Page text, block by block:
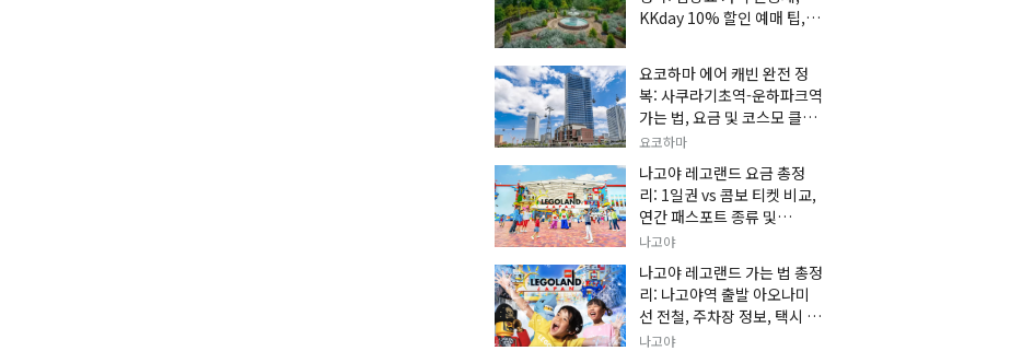
KKday 10% 할인 예매 팁, 쿠
요코하마 에어 캐빈 완전 정
복: 사쿠라기초역-운하파크역
가는 법, 요금 및 코스모 클락
세트권 할인, 추천 관광 코스
총정리
요코하마
나고야 레고랜드 요금 총정
리: 1일권 vs 콤보 티켓 비교,
연간 패스포트 종류 및
KKday 온라인 사전 할인 예
매 팁
나고야
나고야 레고랜드 가는 법 총정
리: 나고야역 출발 아오나미
선 전철, 주차장 정보, 택시 요
금 및 입장권 예약 팁
나고야